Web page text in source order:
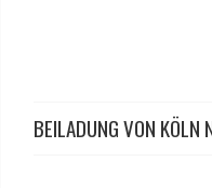
BEILADUNG VON KÖLN